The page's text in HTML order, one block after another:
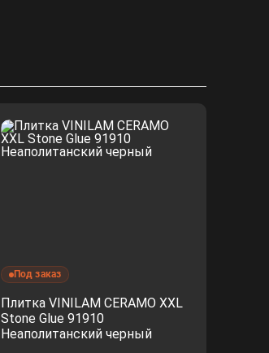
Под заказ
Плитка VINILAM CERAMO XXL
Stone Glue 91910
Неаполитанский черный